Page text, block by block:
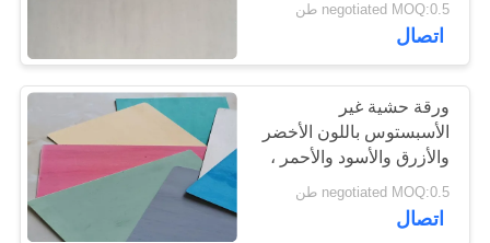
خريطة
الموقع
PRIVACY
POLICY
بطانة المكابح
الصناعية
30
negotiated MOQ:0.5 طن
اتصال
ورقة حشية غير
الأسبستوس باللون الأخضر
والأزرق والأسود والأحمر ،
شكل ورقة مادة خالية من
الأسبستوس
negotiated MOQ:0.5 طن
اتصال